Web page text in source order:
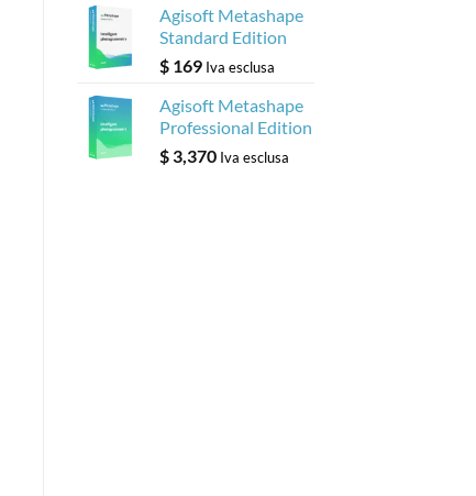
Agisoft Metashape
Standard Edition
$169 Iva esclusa
Agisoft Metashape
Professional Edition
$3,370 Iva esclusa